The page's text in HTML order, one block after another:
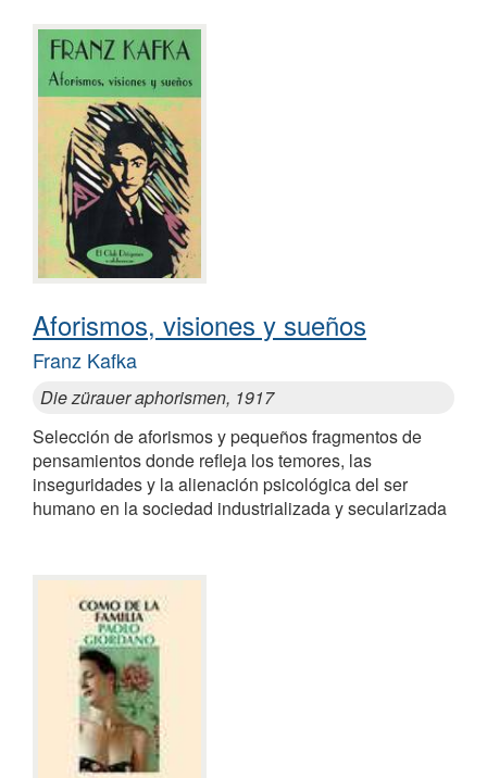
Aforismos, visiones y sueños
Franz Kafka
Die zürauer aphorismen, 1917
Selección de aforismos y pequeños fragmentos de
pensamientos donde refleja los temores, las
inseguridades y la alienación psicológica del ser
humano en la sociedad industrializada y secularizada